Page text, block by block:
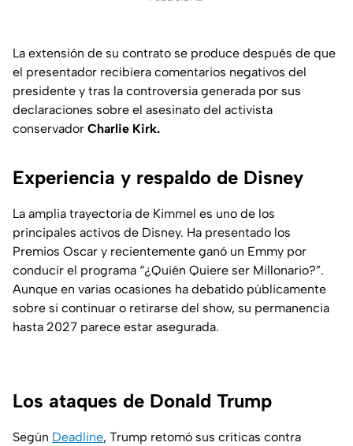
La extensión de su contrato se produce después de que
el presentador recibiera comentarios negativos del
presidente y tras la controversia generada por sus
declaraciones sobre el asesinato del activista
conservador Charlie Kirk.
Experiencia y respaldo de Disney
La amplia trayectoria de Kimmel es uno de los
principales activos de Disney. Ha presentado los
Premios Oscar y recientemente ganó un Emmy por
conducir el programa “¿Quién Quiere ser Millonario?”.
Aunque en varias ocasiones ha debatido públicamente
sobre si continuar o retirarse del show, su permanencia
hasta 2027 parece estar asegurada.
Los ataques de Donald Trump
Según Deadline, Trump retomó sus críticas contra